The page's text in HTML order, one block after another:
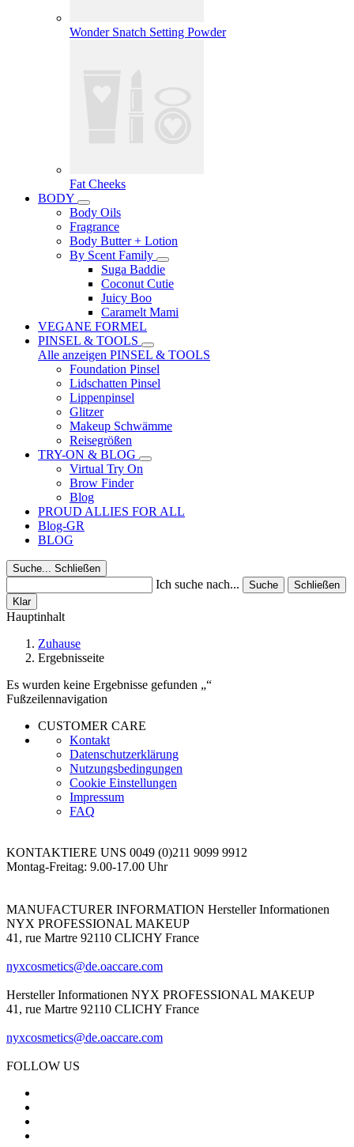
Wonder Snatch Setting Powder
Fat Cheeks
BODY
Body Oils
Fragrance
Body Butter + Lotion
By Scent Family
Suga Baddie
Coconut Cutie
Juicy Boo
Caramelt Mami
VEGANE FORMEL
PINSEL & TOOLS
Alle anzeigen PINSEL & TOOLS
Foundation Pinsel
Lidschatten Pinsel
Lippenpinsel
Glitzer
Makeup Schwämme
Reisegrößen
TRY-ON & BLOG
Virtual Try On
Brow Finder
Blog
PROUD ALLIES FOR ALL
Blog-GR
BLOG
Suche... Schließen
Ich suche nach... Suche
Schließen
Klar
Hauptinhalt
Zuhause
Ergebnisseite
Es wurden keine Ergebnisse gefunden
Fußzeilennavigation
CUSTOMER CARE
Kontakt
Datenschutzerklärung
Nutzungsbedingungen
Cookie Einstellungen
Impressum
FAQ
KONTAKTIERE UNS 0049 (0)211 9099 9912
Montag-Freitag: 9.00-17.00 Uhr
MANUFACTURER INFORMATION Hersteller Informationen
NYX PROFESSIONAL MAKEUP
41, rue Martre 92110 CLICHY France
nyxcosmetics@de.oaccare.com
Hersteller Informationen NYX PROFESSIONAL MAKEUP
41, rue Martre 92110 CLICHY France
nyxcosmetics@de.oaccare.com
FOLLOW US